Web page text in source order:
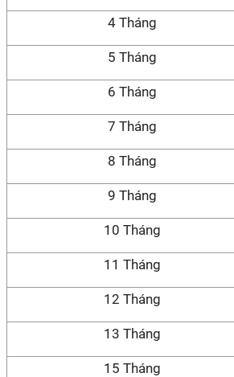
4 Tháng
5 Tháng
6 Tháng
7 Tháng
8 Tháng
9 Tháng
10 Tháng
11 Tháng
12 Tháng
13 Tháng
15 Tháng